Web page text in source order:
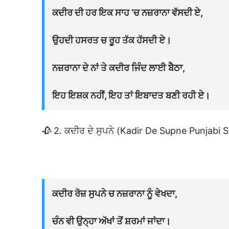
ਕਦੀਰ ਦੀ ਹਰ ਇਕ ਸਾਹ ‘ਚ ਨਜ਼ਰਾਨਾ ਵੱਸਦੀ ਏ,
ਉਹਦੀ ਹਸਰਤ ਚ ਰੂਹ ਤੱਕ ਹੱਸਦੀ ਏ।
ਨਜ਼ਰਾਨਾ ਦੇ ਨਾਂ ਤੇ ਕਦੀਰ ਜਿੰਦ ਲਾਈ ਬੈਠਾ,
ਇਹ ਇਸ਼ਕ ਨਹੀਂ, ਇਹ ਤਾਂ ਇਬਾਦਤ ਬਣੀ ਰਹੀ ਏ।
🥀 2. ਕਦੀਰ ਦੇ ਸੁਪਨੇ (Kadir De Supne Punjabi
ਕਦੀਰ ਰੋਜ਼ ਸੁਪਨੇ ਚ ਨਜ਼ਰਾਨਾ ਨੂੰ ਵੇਖਦਾ,
ਚੰਨ ਵੀ ਉਨ੍ਹਾ ਅੱਖਾਂ ਤੋਂ ਸ਼ਰਮਾਂ ਜਾਂਦਾ।